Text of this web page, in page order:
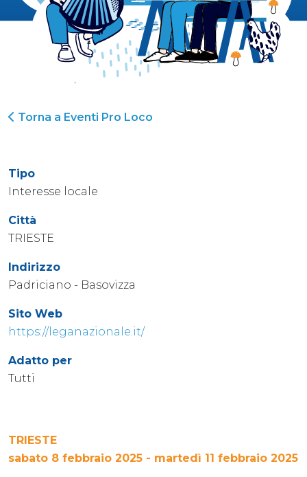
Torna a Eventi Pro Loco
Tipo
Interesse locale
Città
TRIESTE
Indirizzo
Padriciano - Basovizza
Sito Web
https://leganazionale.it/
Adatto per
Tutti
TRIESTE
sabato 8 febbraio 2025 - martedì 11 febbraio 2025